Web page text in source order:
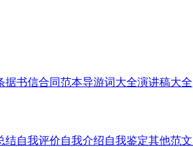
据书信合同范本导游词大全演讲稿大全
结自我评价自我介绍自我鉴定其他范文